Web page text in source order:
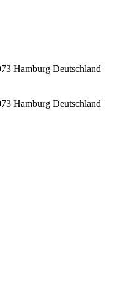
Hamburg Deutschland
Hamburg Deutschland